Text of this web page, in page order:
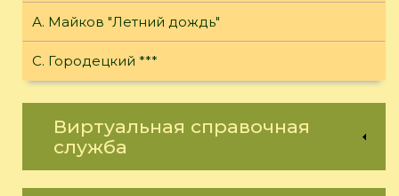
А. Майков "Летний дождь"
С. Городецкий ***
Виртуальная справочная
служба